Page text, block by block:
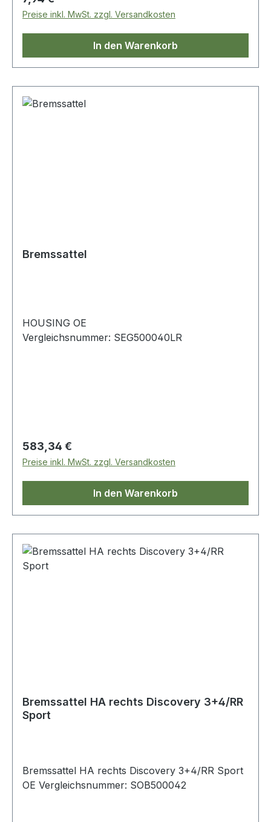
Preise inkl. MwSt. zzgl. Versandkosten
In den Warenkorb
Bremssattel
HOUSING OE
Vergleichsnummer: SEG500040LR
Regulärer Preis:
583,34 €
Preise inkl. MwSt. zzgl. Versandkosten
In den Warenkorb
Bremssattel HA rechts Discovery 3+4/RR
Sport
Bremssattel HA rechts Discovery 3+4/RR Sport
OE Vergleichsnummer: SOB500042